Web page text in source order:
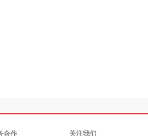
合作 关注我们